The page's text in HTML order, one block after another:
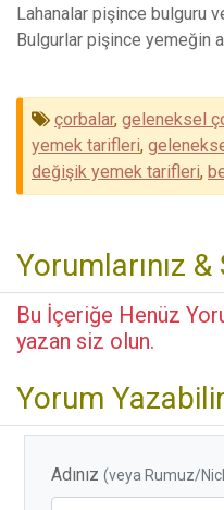
Lahanalar pişince bulguru
Bulgurlar pişince yemeğin
çorbalar, geleneksel
yemek tarifleri,
değişik yemek tarifleri,
Yorumlarınız
Bu İçeriğe Henüz
yazan siz olun.
Yorum
Adınız(veya Rumuz/